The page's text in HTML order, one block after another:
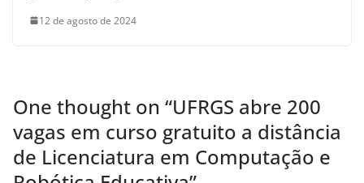
12 de agosto de 2024
One thought on “UFRGS abre 200
vagas em curso gratuito a distância
de Licenciatura em Computação e